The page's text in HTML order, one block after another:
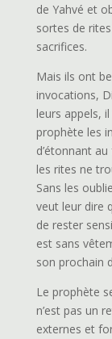
de Yahvé et
sortes de
sacrifices.
Mais ils ont
invocations,
leurs appels,
prophète les
d’étonnant
les rites ne
Sans les
veut leur dire
de rester
est sans
son prochain
Le prophète
n’est pas un
externes et